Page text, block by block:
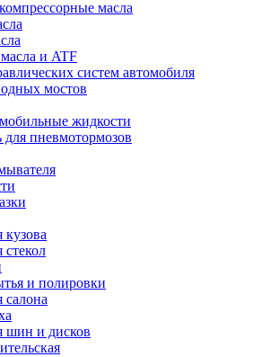
масла
и ATF
систем автомобиля
мостов
жидкости
пневмотормозов
кузова
стекол
и полировки
салона
шин и дисков